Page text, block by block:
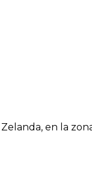
en la